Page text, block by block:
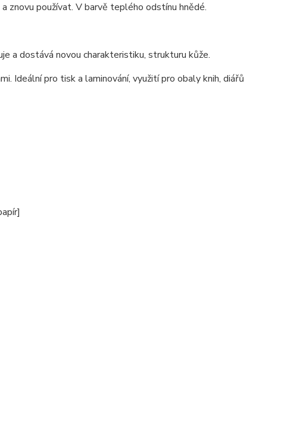
znovu používat. V barvě teplého odstínu hnědé.
a dostává novou charakteristiku, strukturu kůže.
Ideální pro tisk a laminování, využití pro obaly knih, diářů